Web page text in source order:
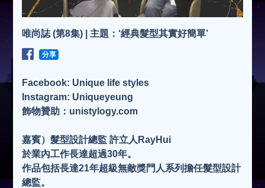
唯尚誌 (第8集) | 主題：‘經典髮型其實好簡單’
分享
Facebook: Unique life styles
Instagram: Uniqueyeung
飾物贊助：unistylogy.com
嘉賓）髮型設計總監 許立人RayHui
於業內工作長達超過30年。
作品包括長達21年超級無敵獎門人系列擔任髮型設計
總監。